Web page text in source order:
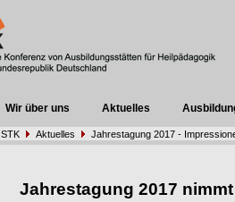
Wir über uns Aktuelles
STK Aktuelles Jahrestagung 2017 -
Jahrestagung 2017